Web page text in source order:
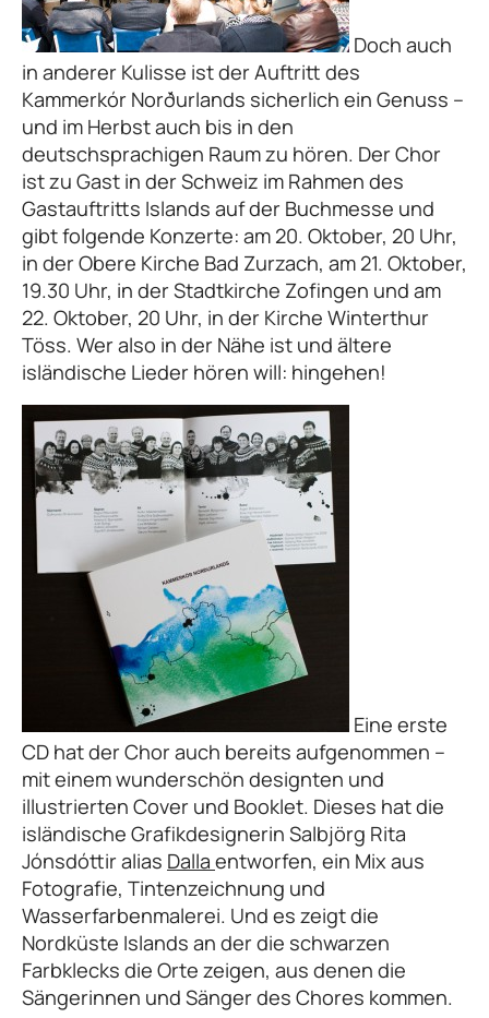
Doch auch
in anderer Kulisse ist der Auftritt des
Kammerkór Norðurlands sicherlich ein Genuss –
und im Herbst auch bis in den
deutschsprachigen Raum zu hören. Der Chor
ist zu Gast in der Schweiz im Rahmen des
Gastauftritts Islands auf der Buchmesse und
gibt folgende Konzerte: am 20. Oktober, 20 Uhr,
in der Obere Kirche Bad Zurzach, am 21. Oktober,
19.30 Uhr, in der Stadtkirche Zofingen und am
22. Oktober, 20 Uhr, in der Kirche Winterthur
Töss. Wer also in der Nähe ist und ältere
isländische Lieder hören will: hingehen!
Eine erste
CD hat der Chor auch bereits aufgenommen –
mit einem wunderschön designten und
illustrierten Cover und Booklet. Dieses hat die
isländische Grafikdesignerin Salbjörg Rita
Jónsdóttir alias Dalla entworfen, ein Mix aus
Fotografie, Tintenzeichnung und
Wasserfarbenmalerei. Und es zeigt die
Nordküste Islands an der die schwarzen
Farbklecks die Orte zeigen, aus denen die
Sängerinnen und Sänger des Chores kommen.